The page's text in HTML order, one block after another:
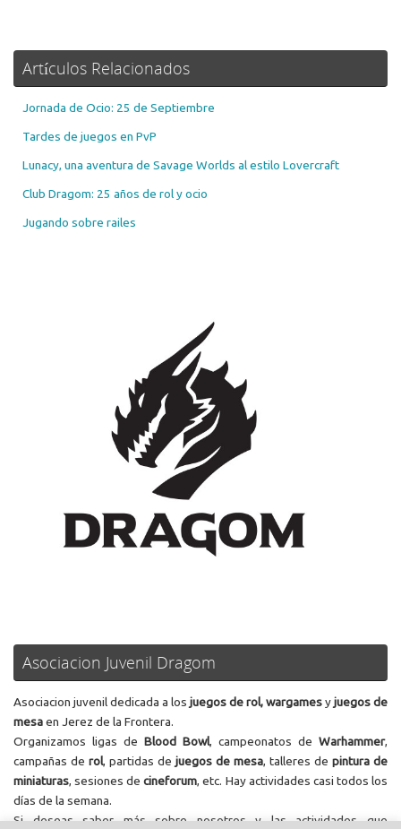
Artículos Relacionados
Jornada de Ocio: 25 de Septiembre
Tardes de juegos en PvP
Lunacy, una aventura de Savage Worlds al estilo Lovercraft
Club Dragom: 25 años de rol y ocio
Jugando sobre railes
Asociacion Juvenil Dragom
Asociacion juvenil dedicada a los juegos de rol, wargamesyjuegos de
mesaen Jerez de la Frontera.
Organizamos ligas de Blood Bowl, campeonatos de Warhammer,
campañas de rol, partidas de juegos de mesa, talleres de pintura de
miniaturas, sesiones decineforum, etc. Hay actividades casi todos los
días de la semana.
Si deseas saber más sobre nosotros y las actividades que